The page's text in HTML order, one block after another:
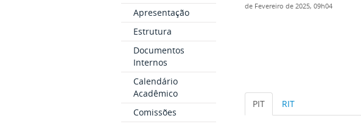
Apresentação
Estrutura
Documentos
Internos
Calendário
Acadêmico
Comissões
de Fevereiro de 2025, 09h04
PIT RIT